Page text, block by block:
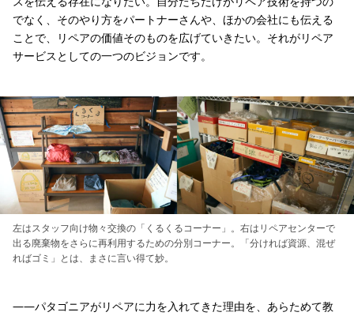
でなく、そのやり方をパートナーさんや、ほかの会社にも伝える
ことで、リペアの価値そのものを広げていきたい。それがリペア
サービスとしての一つのビジョンです。
左はスタッフ向け物々交換の「くるくるコーナー」。右はリペアセンターで
出る廃棄物をさらに再利用するための分別コーナー。「分ければ資源、混ぜ
ればゴミ」とは、まさに言い得て妙。
——パタゴニアがリペアに力を入れてきた理由を、あらためて教